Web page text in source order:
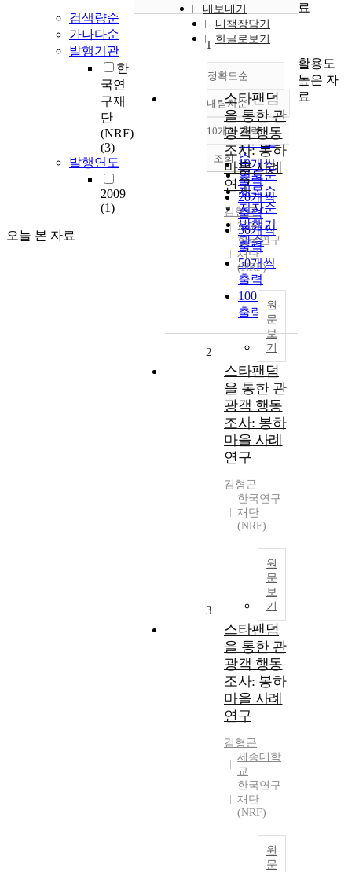
검색량순
가나다순
발행기관
한
국연
구재
단
(NRF)
(3)
발행연도
2009
(1)
오늘 본 자료
내보내기
내책장담기
한글로보기
정확도순
정확도
순
인기도
순
연도순
제목순
저자순
발행기
관순
내림차순
내림차순
10개씩 출력
10개씩
출력
20개씩
출력
30개씩
출력
50개씩
출력
100개씩
출력
조회
1
스타팬덤
을 통한 관
광객 행동
조사: 봉하
마을 사례
연구
김형곤
2009
한국연구
재단
(NRF)
원
문
보
기
2
스타팬덤
을 통한 관
광객 행동
조사: 봉하
마을 사례
연구
김형곤
한국연구
재단
(NRF)
원
문
보
기
3
스타팬덤
을 통한 관
광객 행동
조사: 봉하
마을 사례
연구
김형곤
세종대학
교
한국연구
재단
(NRF)
원
문
료
활용도
높은 자
료